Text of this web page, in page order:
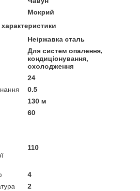
Мокрий
Неіржавка сталь
Для систем опалення,
кондиціонування,
охолодження
24
0.5
130 м
60
110
4
2